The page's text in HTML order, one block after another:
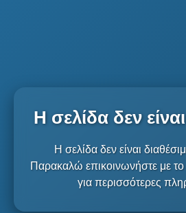
Η σελίδα δεν
Η σελίδα δεν είναι
Παρακαλώ επικοινωνήστε με το
για περισσότερες